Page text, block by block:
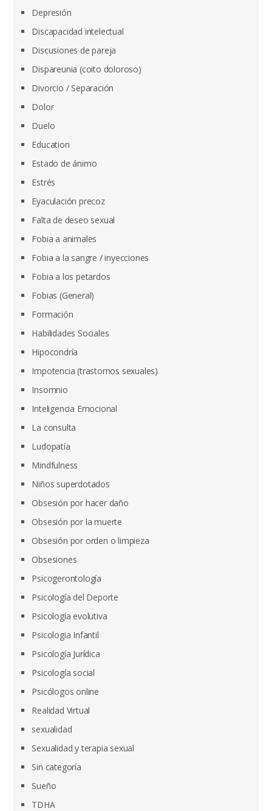
Depresión
Discapacidad intelectual
Discusiones de pareja
Dispareunia (coito doloroso)
Divorcio / Separación
Dolor
Duelo
Education
Estado de ánimo
Estrés
Eyaculación precoz
Falta de deseo sexual
Fobia a animales
Fobia a la sangre / inyecciones
Fobia a los petardos
Fobias (General)
Formación
Habilidades Sociales
Hipocondría
Impotencia (trastornos sexuales)
Insomnio
Inteligencia Emocional
La consulta
Ludopatía
Mindfulness
Niños superdotados
Obsesión por hacer daño
Obsesión por la muerte
Obsesión por orden o limpieza
Obsesiones
Psicogerontología
Psicología del Deporte
Psicología evolutiva
Psicologia Infantil
Psicología Jurídica
Psicología social
Psicólogos online
Realidad Virtual
sexualidad
Sexualidad y terapia sexual
Sin categoría
Sueño
TDHA